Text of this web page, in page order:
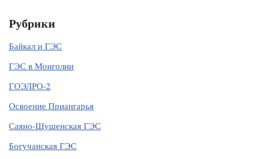
Рубрики
Байкал и ГЭС
ГЭС в Монголии
ГОЭЛРО-2
Освоение Приангарья
Саяно-Шушенская ГЭС
Богучанская ГЭС